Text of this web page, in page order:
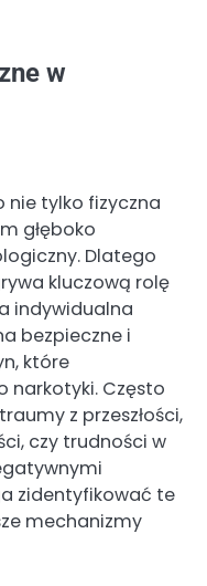
w
nie tylko fizyczna
głęboko
Dlatego
kluczową rolę
indywidualna
bezpieczne i
które
narkotyki. Często
z przeszłości,
czy trudności w
zidentyfikować te
mechanizmy